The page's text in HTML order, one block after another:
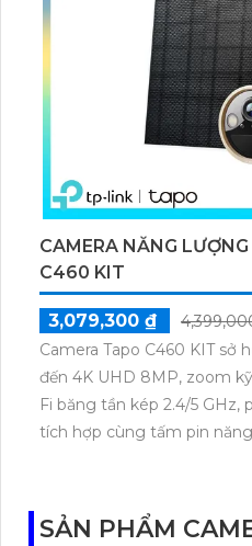
CAMERA NĂNG
C460 KIT
3,079,300 ₫
Camera Tapo C460 KIT sở
đến 4K UHD 8MP, zoom
Fi băng tần kép 2.4/5
tích hợp cùng tấm pin năng
SẢN PHẨM